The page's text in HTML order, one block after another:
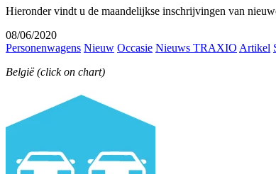
Hieronder vindt u de maandelijkse inschrijvingen van
08/06/2020
Personenwagens Nieuw Occasie Nieuws TRAXIO Artikel
België (click on chart)